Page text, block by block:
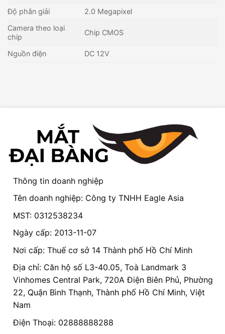
Độ phân giải
2.0 Megapixel
Camera theo loại
chip
Chip CMOS
Nguồn điện DC 12V
Thông tin doanh nghiệp
Tên doanh nghiệp: Công ty TNHH Eagle Asia
MST: 0312538234
Ngày cấp: 2013-11-07
Nơi cấp: Thuế cơ sở 14 Thành phố Hồ Chí Minh
Địa chỉ: Căn hộ số L3-40.05, Toà Landmark 3
Vinhomes Central Park, 720A Điện Biên Phủ, Phường
22, Quận Bình Thạnh, Thành phố Hồ Chí Minh, Việt
Nam
Điện Thoại: 02888888288